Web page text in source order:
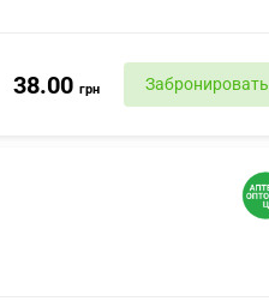
38.00 грн Забронировать